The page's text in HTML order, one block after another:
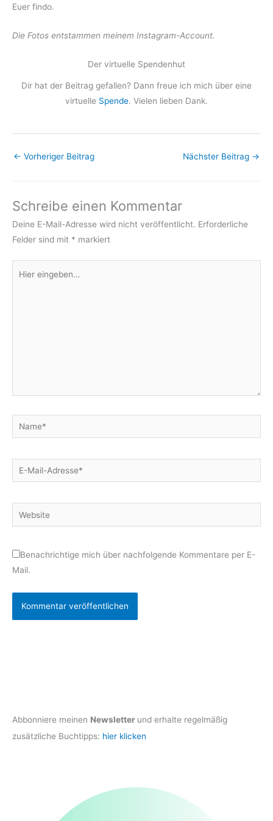
Euer findo.
Die Fotos entstammen meinem Instagram-Account.
Der virtuelle Spendenhut
Dir hat der Beitrag gefallen? Dann freue ich mich über eine
virtuelle Spende. Vielen lieben Dank.
← Vorheriger Beitrag Nächster Beitrag →
Schreibe einen Kommentar
Deine E-Mail-Adresse wird nicht veröffentlicht. Erforderliche
Felder sind mit * markiert
eingeben…
Name*
E-
Mail-
Website
Benachrichtige mich über nachfolgende Kommentare per E-
Mail.
Abbonniere meinen Newsletter und erhalte regelmäßig
zusätzliche Buchtipps: hier klicken